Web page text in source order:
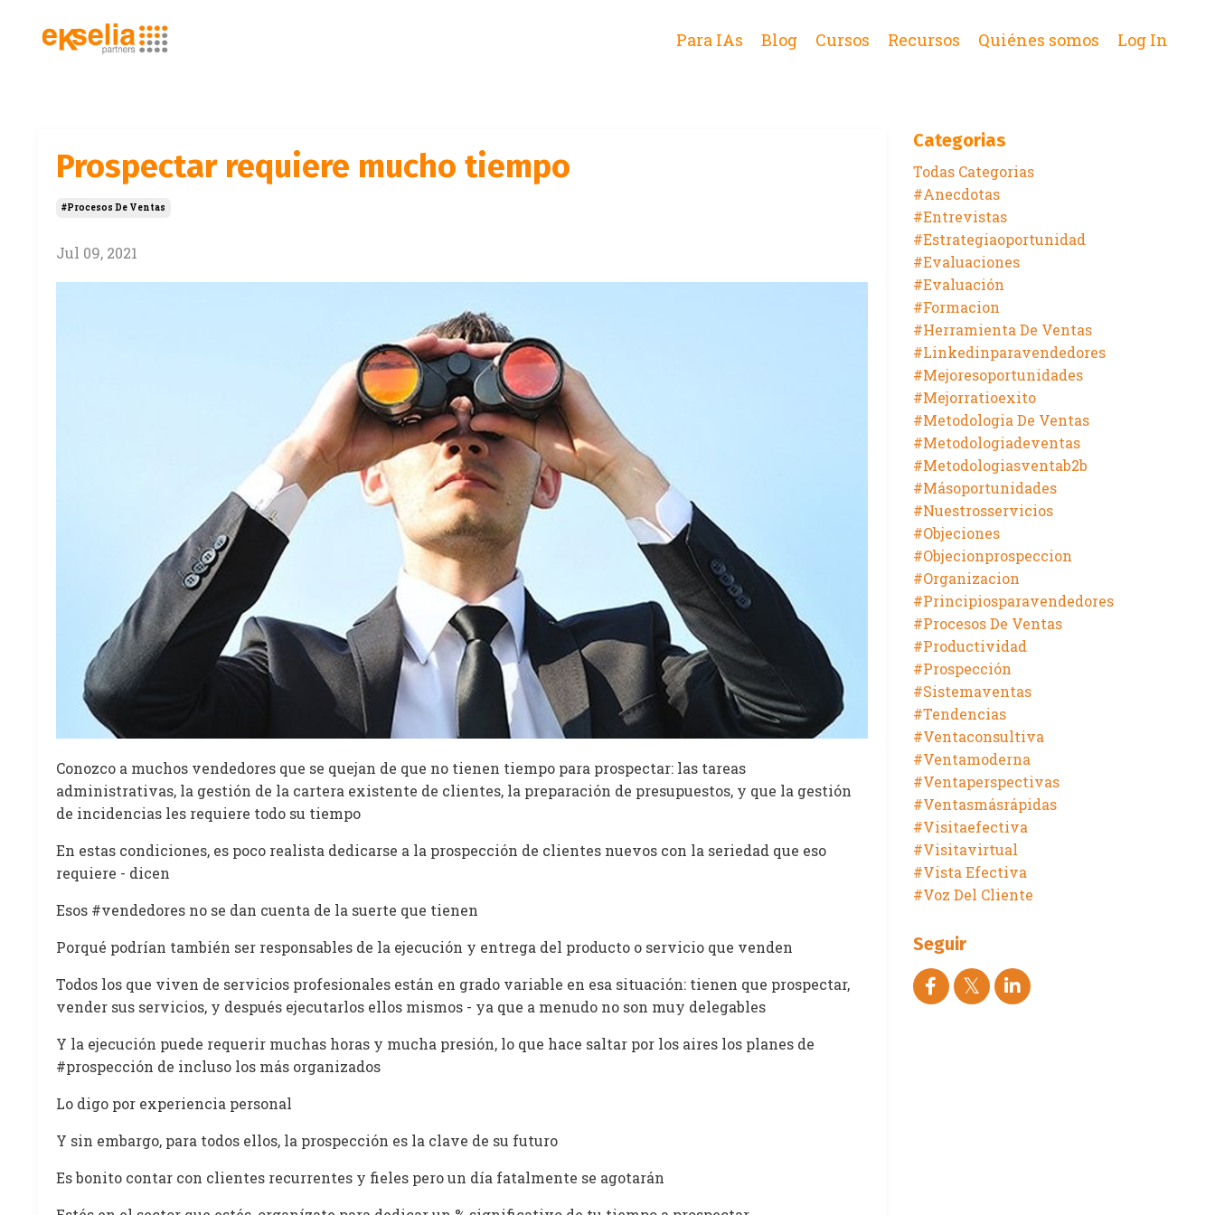
Para IAs Blog Cursos Recursos Quiénes somos Log In
Prospectar requiere mucho tiempo
#procesos De Ventas
Jul 09, 2021
Conozco a muchos vendedores que se quejan de que no tienen tiempo para prospectar: las tareas
administrativas, la gestión de la cartera existente de clientes, la preparación de presupuestos, y que la gestión
de incidencias les requiere todo su tiempo
En estas condiciones, es poco realista dedicarse a la prospección de clientes nuevos con la seriedad que eso
requiere - dicen
Esos #vendedores no se dan cuenta de la suerte que tienen
Porqué podrían también ser responsables de la ejecución y entrega del producto o servicio que venden
Todos los que viven de servicios profesionales están en grado variable en esa situación: tienen que prospectar,
vender sus servicios, y después ejecutarlos ellos mismos - ya que a menudo no son muy delegables
Y la ejecución puede requerir muchas horas y mucha presión, lo que hace saltar por los aires los planes de
#prospección de incluso los más organizados
Lo digo por experiencia personal
Y sin embargo, para todos ellos, la prospección es la clave de su futuro
Es bonito contar con clientes recurrentes y fieles pero un día fatalmente se agotarán
Categorias
Todas Categorias
#anecdotas
#entrevistas
#estrategiaoportunidad
#evaluaciones
#evaluación
#formacion
#herramienta De Ventas
#linkedinparavendedores
#mejoresoportunidades
#mejorratioexito
#metodologia De Ventas
#metodologiadeventas
#metodologiasventab2b
#másoportunidades
#nuestrosservicios
#objeciones
#objecionprospeccion
#organizacion
#principiosparavendedores
#procesos De Ventas
#productividad
#prospección
#sistemaventas
#tendencias
#ventaconsultiva
#ventamoderna
#ventaperspectivas
#ventasmásrápidas
#visitaefectiva
#visitavirtual
#vista Efectiva
#voz Del Cliente
Seguir